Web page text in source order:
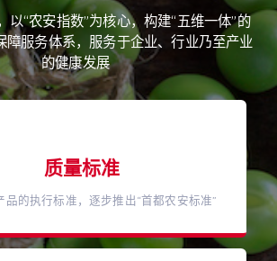
以“农安指数”为核心，构建“五维一体”的
障服务体系，服务于企业、行业乃至产业
的健康发展
质量标准
品的执行标准，逐步推出“首都农安标准”